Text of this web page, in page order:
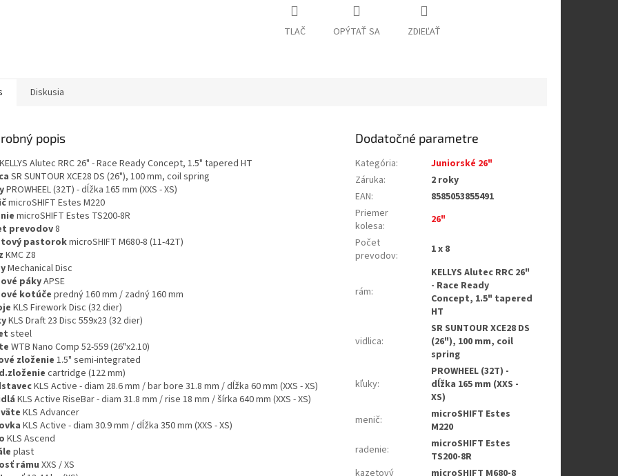
TLAČ OPÝTAŤ SA ZDIEĽAŤ
Diskusia
popis
Alutec RRC 26" - Race Ready Concept, 1.5" tapered HT
SR SUNTOUR XCE28 DS (26"), 100 mm, coil spring
PROWHEEL (32T) - dĺžka 165 mm (XXS - XS)
microSHIFT Estes M220
microSHIFT Estes TS200-8R
prevodov8
pastorokmicroSHIFT M680-8 (11-42T)
KMC Z8
Mechanical Disc
pákyAPSE
kotúče predný 160 mm / zadný 160 mm
KLS Firework Disc (32 dier)
KLS Draft 23 Disc 559x23 (32 dier)
steel
WTB Nano Comp 52-559 (26"x2.10)
zloženie 1.5" semi-integrated
cartridge (122 mm)
KLS Active - diam 28.6 mm / bar bore 31.8 mm / dĺžka 60 mm (XXS - XS)
KLS Active RiseBar - diam 31.8 mm / rise 18 mm / šírka 640 mm (XXS - XS)
KLS Advancer
KLS Active - diam 30.9 mm / dĺžka 350 mm (XXS - XS)
KLS Ascend
plast
rámu XXS / XS
Dodatočné parametre
Kategória:
Juniorské 26"
Záruka:
2 roky
EAN:
8585053855491
Priemer
kolesa:
26"
Počet
prevodov: 1 x 8
rám:
KELLYS Alutec RRC 26"
- Race Ready
Concept, 1.5" tapered
HT
vidlica:
SR SUNTOUR XCE28 DS
(26"), 100 mm, coil
spring
kľuky:
PROWHEEL (32T) -
dĺžka 165 mm (XXS -
XS)
menič:
microSHIFT Estes
M220
radenie:
microSHIFT Estes
TS200-8R